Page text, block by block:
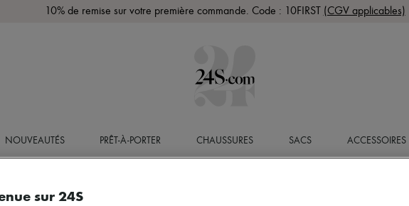
10% de remise sur votre première commande. Code : 10FIRST (CGV applicables)
NOUVEAUTÉS PRÊT-À-PORTER CHAUSSURES SACS ACCESSOIRES
sur 24S